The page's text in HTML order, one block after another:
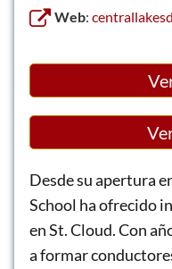
Web:
Desde su apertura
School ha ofrecido
en St. Cloud. Con
a formar